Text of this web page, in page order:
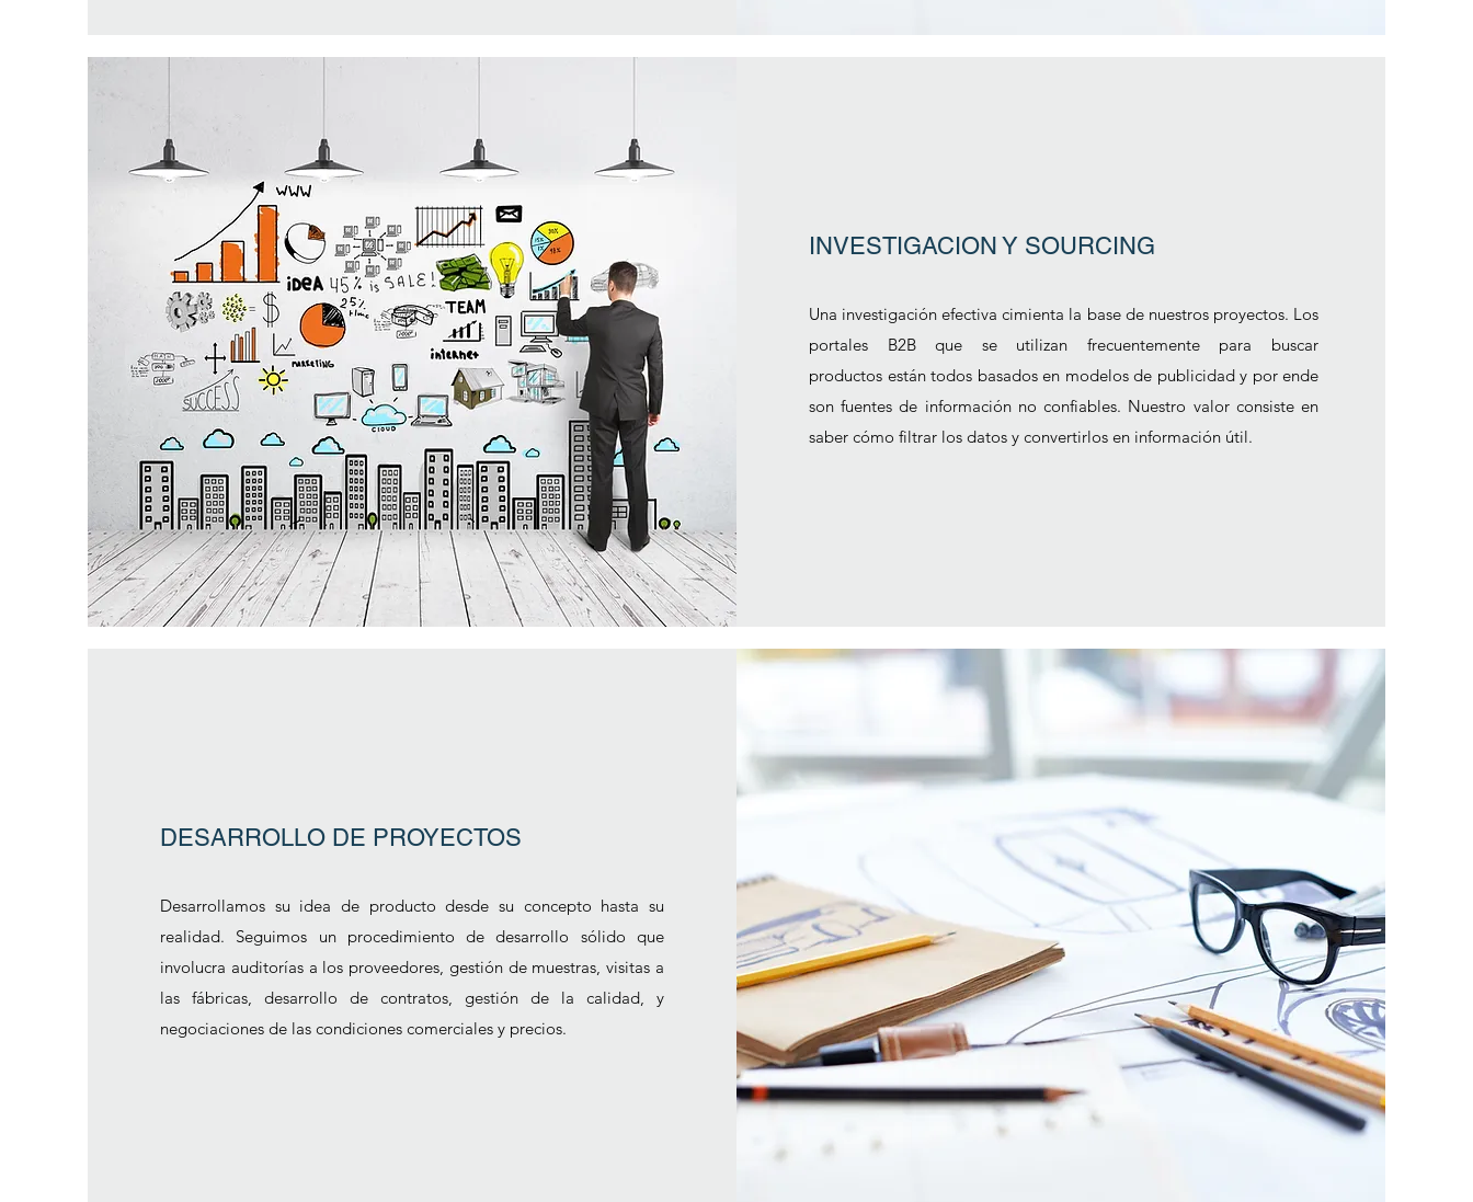
INVESTIGACION Y SOURCING
Una investigación efectiva cimienta la base de nuestros proyectos. Los
portales B2B que se utilizan frecuentemente para buscar
productos están todos basados en modelos de publicidad y por ende
son fuentes de información no confiables. Nuestro valor consiste en
saber cómo filtrar los datos y convertirlos en información útil.
DESARROLLO DE PROYECTOS
Desarrollamos su idea de producto desde su concepto hasta su
realidad. Seguimos un procedimiento de desarrollo sólido que
involucra auditorías a los proveedores, gestión de muestras, visitas a
las fábricas, desarrollo de contratos, gestión de la calidad, y
negociaciones de las condiciones comerciales y precios.